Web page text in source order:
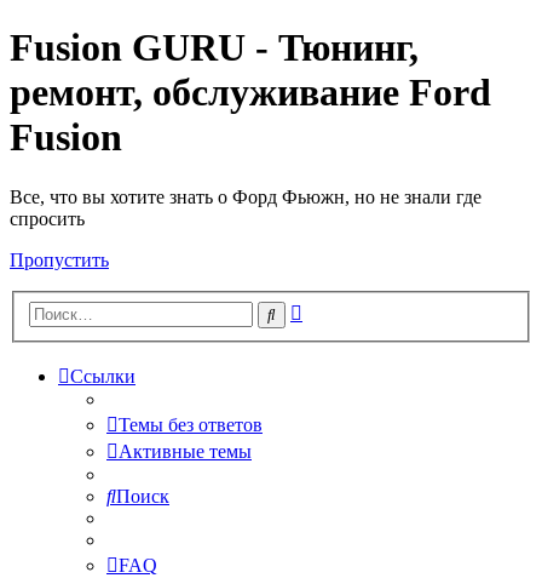
Fusion GURU - Тюнинг,
ремонт, обслуживание Ford
Fusion
Все, что вы хотите знать о Форд Фьюжн, но не знали где
спросить
Пропустить
Поиск
Ссылки
Темы без ответов
Активные темы
Поиск
FAQ